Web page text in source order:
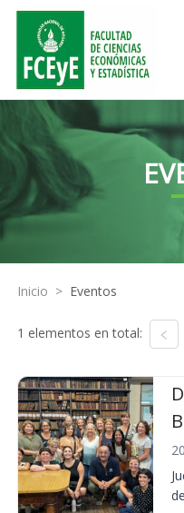
Inicio > Eventos
1 elementos en total: